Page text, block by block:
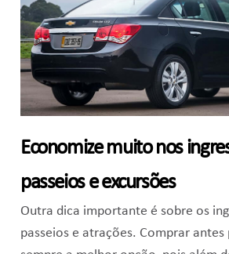
Economize muito nos
passeios e excursões
Outra dica importante é sobre os
passeios e atrações. Comprar